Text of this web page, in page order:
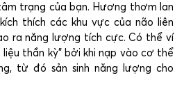
trạng của bạn. Hương thơm lan
thích các khu vực của não liên
ra năng lượng tích cực. Có thể ví
liệu thần kỳ” bởi khi nạp vào cơ thể
từ đó sản sinh năng lượng cho